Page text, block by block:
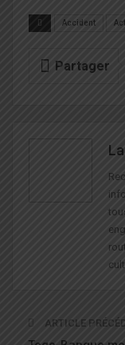
Accident
Partager
ARTICLE